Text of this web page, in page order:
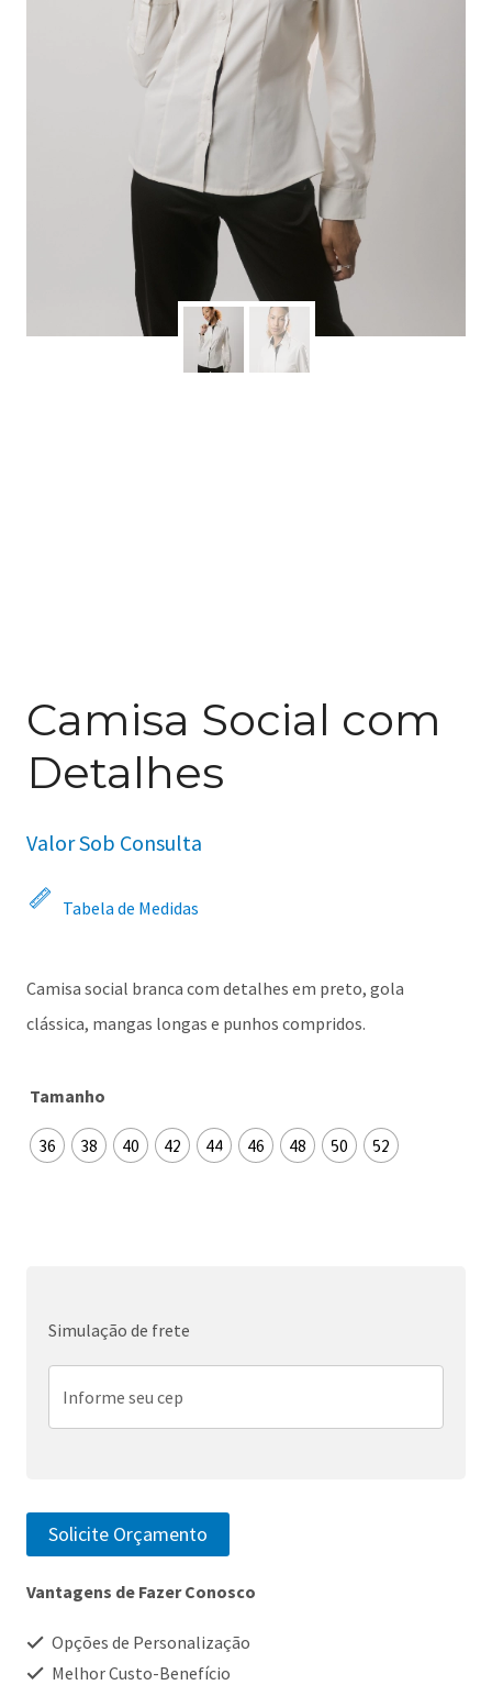
Camisa Social com
Detalhes
Valor Sob Consulta
Tabela de Medidas
Camisa social branca com detalhes em preto, gola
clássica, mangas longas e punhos compridos.
Tamanho
36 38 40 42 44 46 48 50 52
Simulação de frete
Solicite Orçamento
Vantagens de Fazer Conosco
Opções de Personalização
Melhor Custo-Benefício